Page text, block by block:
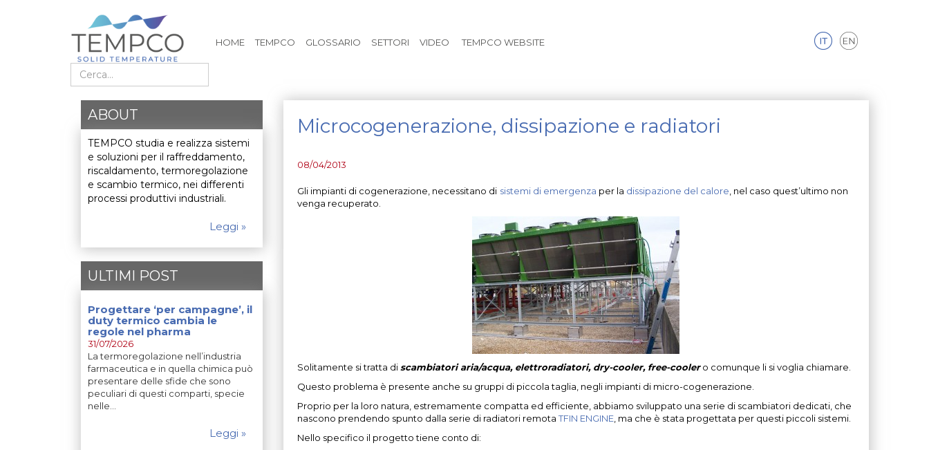
HOME TEMPCO GLOSSARIO SETTORI VIDEO TEMPCO WEBSITE
Cerca nel sito
Microcogenerazione, dissipazione e radiatori
08/04/2013
Gli impianti di cogenerazione, necessitano di sistemi di emergenza per la dissipazione del calore , nel caso quest’ultimo non
venga recuperato.
Solitamente si tratta di scambiatori aria/acqua, elettroradiatori, dry-cooler, free-coolero comunque li si voglia chiamare.
Questo problema è presente anche su gruppi di piccola taglia, negli impianti di micro-cogenerazione.
Proprio per la loro natura, estremamente compatta ed efficiente, abbiamo sviluppato una serie di scambiatori dedicati, che
nascono prendendo spunto dalla serie di radiatori remotaTFIN ENGINE, ma che è stata progettata per questi piccoli sistemi.
Nello specifico il progetto tiene conto di:
ABOUT
TEMPCO studia e realizza sistemi
e soluzioni per il raffreddamento,
riscaldamento, termoregolazione
e scambio termico, nei differenti
processi produttivi industriali.
Leggi »
ULTIMI POST
Progettare ‘per campagne’, il
duty termico cambia le
regole nel pharma
31/07/2026
La termoregolazione nell’industria
farmaceutica e in quella chimica può
presentare delle sfide che sono
peculiari di questi comparti, specie
nelle…
Leggi »